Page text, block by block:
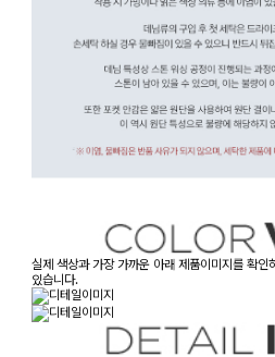
실제 색상과 가장 가까운 아래 제품이미지를 확
있습니다.